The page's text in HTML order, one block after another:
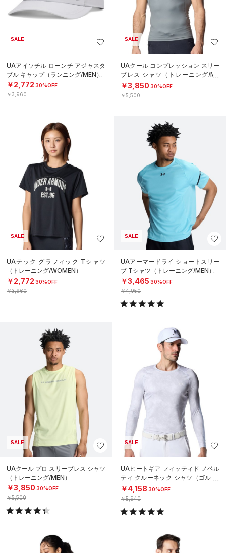
SALE
UAアイソチル ローンチ アジャスタ
ブル キャップ（ランニング/MEN）
￥2,772 30%OFF
￥3,960
SALE
UAクール コンプレッション スリー
ブレス シャツ（トレーニング/ME
N）
￥3,850 30%OFF
￥5,500
SALE
UAテック グラフィック Tシャツ
（トレーニング/WOMEN）
￥2,772 30%OFF
￥3,960
SALE
UAアーマードライ ショートスリー
ブ Tシャツ（トレーニング/MEN）
￥3,465 30%OFF
￥4,950
SALE
UAクール プロ スリーブレス シャツ
（トレーニング/MEN）
￥3,850 30%OFF
￥5,500
SALE
UAヒートギア フィッティド ノベル
ティ クルーネック シャツ（ゴルフ/
MEN）
￥4,158 30%OFF
￥5,940